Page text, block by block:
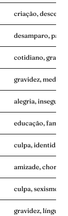
criação,
desamparo,
cotidiano,
gravidez, medo,
alegria,
educação,
culpa, identidade
amizade, choro,
culpa, sexismo,
gravidez,